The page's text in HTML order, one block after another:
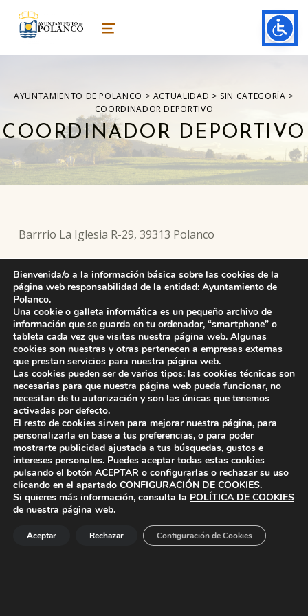
ayuntamiento de polanco
AYUNTAMIENTO DE POLANCO MENU
AYUNTAMIENTO DE POLANCO > ACTUALIDAD > SIN CATEGORÍA >
COORDINADOR DEPORTIVO
COORDINADOR DEPORTIVO
Barrrio La Iglesia R-29, 39313 Polanco
Skip back to main navigation
DEJA UNA RESPUESTA
Lo siento, debes estarconectadopara publicar un
comentario.
ayuntamiento de polanco
AYUNTAMIENTO DE POLANCO
Ayuntamiento de Polanco. La iglesia R-29 39313 Polanco
+34 942 82 42 00
+34 942 82 49 75
Bienvenida/o a la información básica sobre las cookies de la
página web responsabilidad de la entidad: Ayuntamiento de
Polanco.
Una cookie o galleta informática es un pequeño archivo de
información que se guarda en tu ordenador, “smartphone” o
tableta cada vez que visitas nuestra página web. Algunas
cookies son nuestras y otras pertenecen a empresas externas
que prestan servicios para nuestra página web.
Las cookies pueden ser de varios tipos: las cookies técnicas son
necesarias para que nuestra página web pueda funcionar, no
necesitan de tu autorización y son las únicas que tenemos
activadas por defecto.
El resto de cookies sirven para mejorar nuestra página, para
personalizarla en base a tus preferencias, o para poder
mostrarte publicidad ajustada a tus búsquedas, gustos e
intereses personales. Puedes aceptar todas estas cookies
pulsando el botón ACEPTAR o configurarlas o rechazar su uso
clicando en el apartado CONFIGURACIÓN DE COOKIES.
Si quieres más información, consulta la POLÍTICA DE COOKIES
de nuestra página web.
Aceptar Rechazar Configuración de Cookies